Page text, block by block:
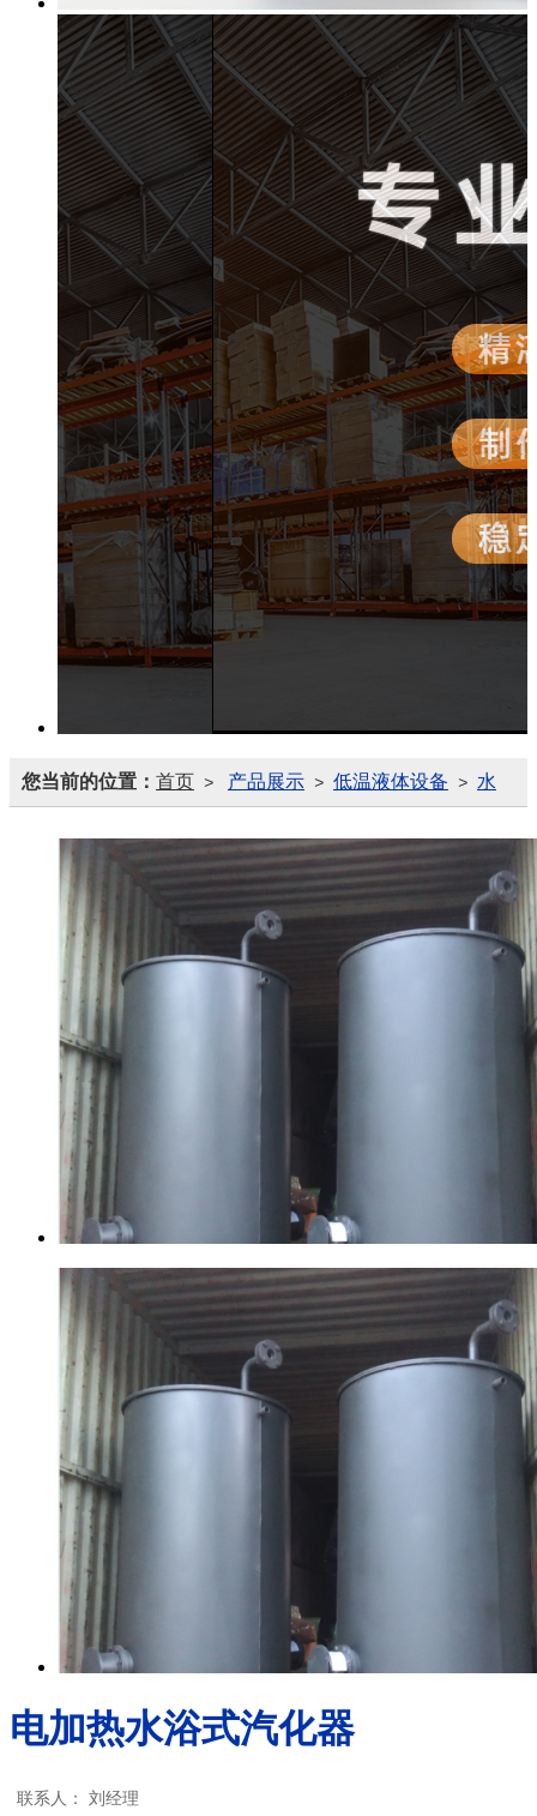
您当前的位置： 首页 > 产品展示 > 低温液体设备 > 水
电加热水浴式汽化器
联系人： 刘经理